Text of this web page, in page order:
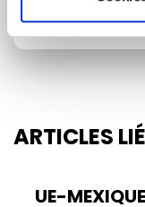
ARTICLES
UE-